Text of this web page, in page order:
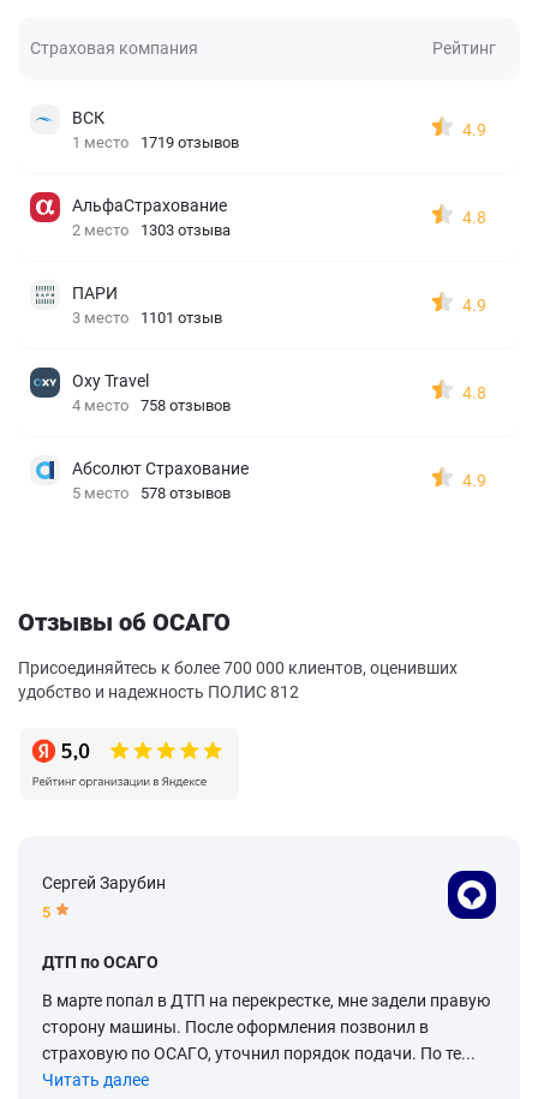
Страховая компания Рейтинг
ВСК
1 место 1719 отзывов
4.9
АльфаСтрахование
2 место 1303 отзыва
4.8
ПАРИ
3 место 1101 отзыв
4.9
Oxy Travel
4 место 758 отзывов
4.8
Абсолют Страхование
5 место 578 отзывов
4.9
Отзывы об ОСАГО
Присоединяйтесь к более 700 000 клиентов, оценивших
удобство и надежность ПОЛИС 812
Сергей Зарубин
5
ДТП по ОСАГО
В марте попал в ДТП на перекрестке, мне задели правую
сторону машины. После оформления позвонил в
страховую по ОСАГО, уточнил порядок подачи. По те...
Читать далее